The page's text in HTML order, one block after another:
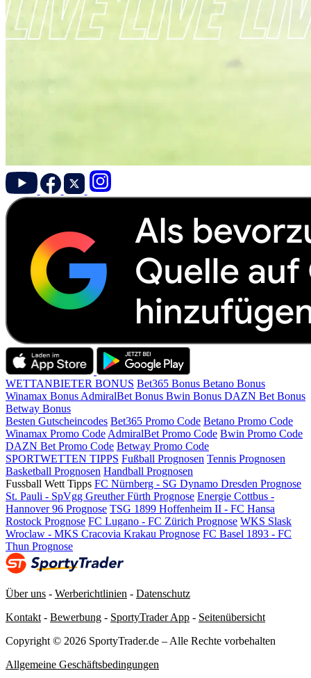
WETTANBIETER BONUS Bet365 Bonus Betano Bonus
Winamax Bonus AdmiralBet Bonus Bwin Bonus DAZN Bet Bonus
Betway Bonus
Besten Gutscheincodes Bet365 Promo Code Betano Promo Code
Winamax Promo Code AdmiralBet Promo Code Bwin Promo Code
DAZN Bet Promo Code Betway Promo Code
SPORTWETTEN TIPPS Fußball Prognosen Tennis Prognosen
Basketball Prognosen Handball Prognosen
Fussball Wett Tipps FC Nürnberg - SG Dynamo Dresden Prognose
St. Pauli - SpVgg Greuther Fürth Prognose Energie Cottbus -
Hannover 96 Prognose TSG 1899 Hoffenheim II - FC Hansa
Rostock Prognose FC Lugano - FC Zürich Prognose WKS Slask
Wroclaw - MKS Cracovia Krakau Prognose FC Basel 1893 - FC
Thun Prognose
Über uns - Werberichtlinien - Datenschutz
Kontakt - Bewerbung - SportyTrader App - Seitenübersicht
Copyright © 2026 SportyTrader.de – Alle Rechte vorbehalten
Allgemeine Geschäftsbedingungen